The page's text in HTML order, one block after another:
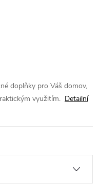
doplňky pro Váš domov,
využitím. Detailní